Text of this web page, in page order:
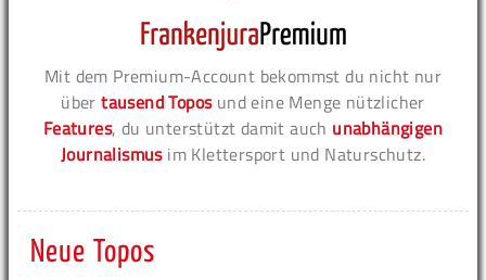
Mit dem Premium-Account bekommst du nicht nur
übertausend Toposund eine Menge nützlicher
Features, du unterstützt damit auch unabhängigen
Journalismusim Klettersport und Naturschutz.
Neue Topos